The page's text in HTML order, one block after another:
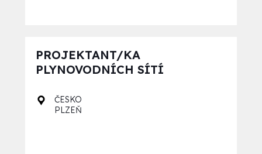
PROJEKTANT/KA
PLYNOVODNÍCH SÍTÍ
ČESKO
PLZEŇ